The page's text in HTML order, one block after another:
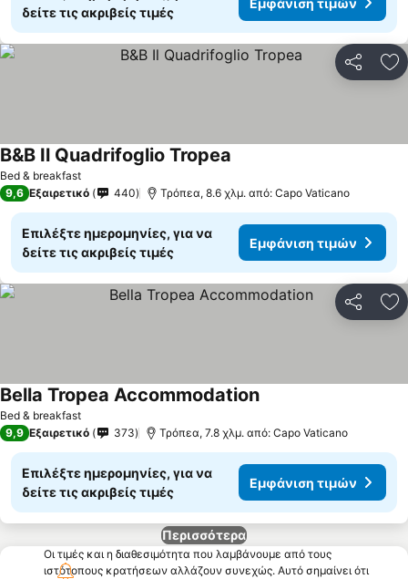
δείτε τις ακριβείς τιμές
Bed & breakfast
B&B Il Quadrifoglio Tropea
9,6 Εξαιρετικό 440 Τρόπεα, 8.6 χλμ. από: Capo Vaticano
Επιλέξτε ημερομηνίες, για να
δείτε τις ακριβείς τιμές
Εμφάνιση τιμών
Bed & breakfast
Bella Tropea Accommodation
9,9 Εξαιρετικό 373 Τρόπεα, 7.8 χλμ. από: Capo Vaticano
Επιλέξτε ημερομηνίες, για να
δείτε τις ακριβείς τιμές
Εμφάνιση τιμών
Περισσότερα
Οι τιμές και η διαθεσιμότητα που λαμβάνουμε από τους
ιστότοπους κρατήσεων αλλάζουν συνεχώς. Αυτό σημαίνει ότι